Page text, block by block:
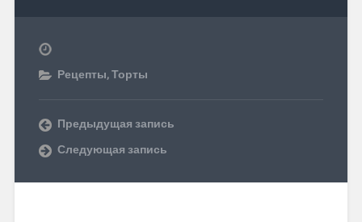
Рецепты,Торты
Предыдущая запись
Следующая запись